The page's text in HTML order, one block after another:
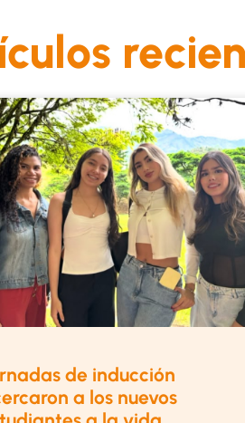
de inducción
a los nuevos